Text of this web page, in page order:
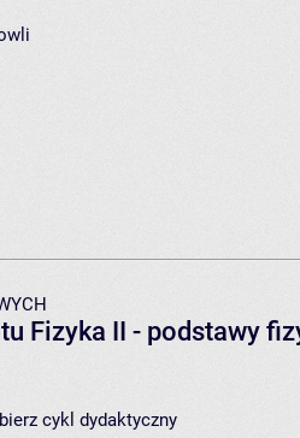
Fizyka II - podstawy
cykl dydaktyczny